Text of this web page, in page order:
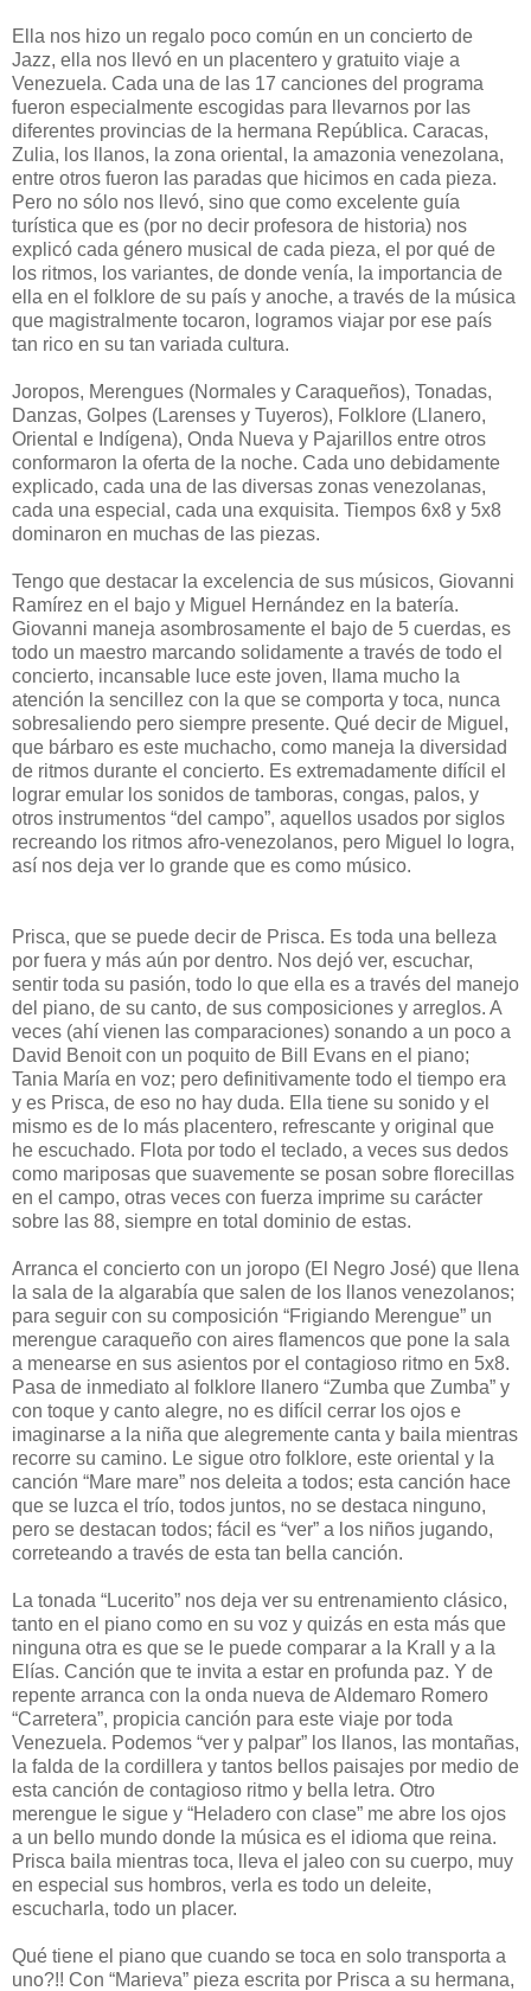
Ella nos hizo un regalo poco común en un concierto de
Jazz, ella nos llevó en un placentero y gratuito viaje a
Venezuela. Cada una de las 17 canciones del programa
fueron especialmente escogidas para llevarnos por las
diferentes provincias de la hermana República. Caracas,
Zulia, los llanos, la zona oriental, la amazonia venezolana,
entre otros fueron las paradas que hicimos en cada pieza.
Pero no sólo nos llevó, sino que como excelente guía
turística que es (por no decir profesora de historia) nos
explicó cada género musical de cada pieza, el por qué de
los ritmos, los variantes, de donde venía, la importancia de
ella en el folklore de su país y anoche, a través de la música
que magistralmente tocaron, logramos viajar por ese país
tan rico en su tan variada cultura.
Joropos, Merengues (Normales y Caraqueños), Tonadas,
Danzas, Golpes (Larenses y Tuyeros), Folklore (Llanero,
Oriental e Indígena), Onda Nueva y Pajarillos entre otros
conformaron la oferta de la noche. Cada uno debidamente
explicado, cada una de las diversas zonas venezolanas,
cada una especial, cada una exquisita. Tiempos 6x8 y 5x8
dominaron en muchas de las piezas.
Tengo que destacar la excelencia de sus músicos, Giovanni
Ramírez en el bajo y Miguel Hernández en la batería.
Giovanni maneja asombrosamente el bajo de 5 cuerdas, es
todo un maestro marcando solidamente a través de todo el
concierto, incansable luce este joven, llama mucho la
atención la sencillez con la que se comporta y toca, nunca
sobresaliendo pero siempre presente. Qué decir de Miguel,
que bárbaro es este muchacho, como maneja la diversidad
de ritmos durante el concierto. Es extremadamente difícil el
lograr emular los sonidos de tamboras, congas, palos, y
otros instrumentos “del campo”, aquellos usados por siglos
recreando los ritmos afro-venezolanos, pero Miguel lo logra,
así nos deja ver lo grande que es como músico.
Prisca, que se puede decir de Prisca. Es toda una belleza
por fuera y más aún por dentro. Nos dejó ver, escuchar,
sentir toda su pasión, todo lo que ella es a través del manejo
del piano, de su canto, de sus composiciones y arreglos. A
veces (ahí vienen las comparaciones) sonando a un poco a
David Benoit con un poquito de Bill Evans en el piano;
Tania María en voz; pero definitivamente todo el tiempo era
y es Prisca, de eso no hay duda. Ella tiene su sonido y el
mismo es de lo más placentero, refrescante y original que
he escuchado. Flota por todo el teclado, a veces sus dedos
como mariposas que suavemente se posan sobre florecillas
en el campo, otras veces con fuerza imprime su carácter
sobre las 88, siempre en total dominio de estas.
Arranca el concierto con un joropo (El Negro José) que llena
la sala de la algarabía que salen de los llanos venezolanos;
para seguir con su composición “Frigiando Merengue” un
merengue caraqueño con aires flamencos que pone la sala
a menearse en sus asientos por el contagioso ritmo en 5x8.
Pasa de inmediato al folklore llanero “Zumba que Zumba” y
con toque y canto alegre, no es difícil cerrar los ojos e
imaginarse a la niña que alegremente canta y baila mientras
recorre su camino. Le sigue otro folklore, este oriental y la
canción “Mare mare” nos deleita a todos; esta canción hace
que se luzca el trío, todos juntos, no se destaca ninguno,
pero se destacan todos; fácil es “ver” a los niños jugando,
correteando a través de esta tan bella canción.
La tonada “Lucerito” nos deja ver su entrenamiento clásico,
tanto en el piano como en su voz y quizás en esta más que
ninguna otra es que se le puede comparar a la Krall y a la
Elías. Canción que te invita a estar en profunda paz. Y de
repente arranca con la onda nueva de Aldemaro Romero
“Carretera”, propicia canción para este viaje por toda
Venezuela. Podemos “ver y palpar” los llanos, las montañas,
la falda de la cordillera y tantos bellos paisajes por medio de
esta canción de contagioso ritmo y bella letra. Otro
merengue le sigue y “Heladero con clase” me abre los ojos
a un bello mundo donde la música es el idioma que reina.
Prisca baila mientras toca, lleva el jaleo con su cuerpo, muy
en especial sus hombros, verla es todo un deleite,
escucharla, todo un placer.
Qué tiene el piano que cuando se toca en solo transporta a
uno?!! Con “Marieva” pieza escrita por Prisca a su hermana,